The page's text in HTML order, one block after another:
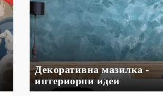
Декоративна мазилка -
интериорни идеи